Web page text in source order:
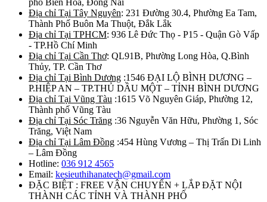
phố Biên Hòa, Đồng Nai
Địa chỉ Tại Tây Nguyên: 231 Đường 30.4, Phường Ea Tam,
Thành Phố Buôn Ma Thuột, Đắk Lắk
Địa chỉ Tại TPHCM: 936 Lê Đức Thọ - P15 - Quận Gò Vấp
- TP.Hồ Chí Minh
Địa chỉ Tại Cần Thơ: QL91B, Phường Long Hòa, Q.Bình
Thủy, TP. Cần Thơ
Địa chỉ Tại Bình Dương :1546 ĐẠI LỘ BÌNH DƯƠNG –
P.HIỆP AN – TP.THỦ DẦU MỘT – TỈNH BÌNH DƯƠNG
Địa chỉ Tại Vũng Tàu :1615 Võ Nguyên Giáp, Phường 12,
Thành phố Vũng Tàu
Địa chỉ Tại Sóc Trăng :36 Nguyễn Văn Hữu, Phường 1, Sóc
Trăng, Việt Nam
Địa chỉ Tại Lâm Đồng :454 Hùng Vương – Thị Trấn Di Linh
– Lâm Đồng
Hotline: 036 912 4565
Email: kesieuthihanatech@gmail.com
ĐẶC BIỆT : FREE VẬN CHUYỂN + LẮP ĐẶT NỘI
THÀNH CÁC TỈNH VÀ THÀNH PHỐ